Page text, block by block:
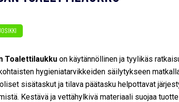
Toalettilaukku on käytännöllinen ja tyylikäs
hygieniatarvikkeiden säilytykseen
sisätaskut ja tilava päätasku helpottavat
Kestävä ja vettähylkivä materiaali suojaa